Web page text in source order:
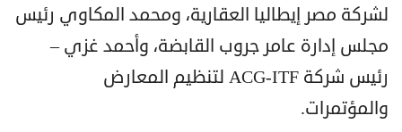
لشركة مصر إيطاليا العقارية، ومحمد المكاوي رئيس
مجلس إدارة عامر جروب القابضة، وأحمد غزي –
رئيس شركة ACG-ITF لتنظيم المعارض
والمؤتمرات.